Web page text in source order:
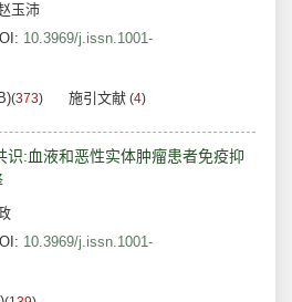
玉沛
10.3969/j.issn.1001-
(373) 施引文献 (4)
识:血液和恶性实体肿瘤患者免疫抑
10.3969/j.issn.1001-